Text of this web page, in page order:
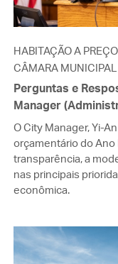
HABITAÇÃO A
CÂMARA MUNICIPAL
Perguntas e
Manager
O City Manager, Yi-
orçamentário do Ano
transparência, a
nas principais
econômica.